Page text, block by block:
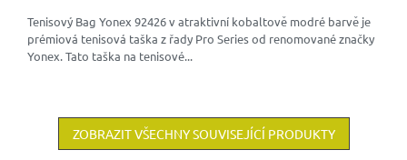
hvězdiček.
Tenisový Bag Yonex 92426 v atraktivní kobaltově modré barvě je
prémiová tenisová taška z řady Pro Series od renomované značky
Yonex. Tato taška na tenisové...
ZOBRAZIT VŠECHNY SOUVISEJÍCÍ PRODUKTY